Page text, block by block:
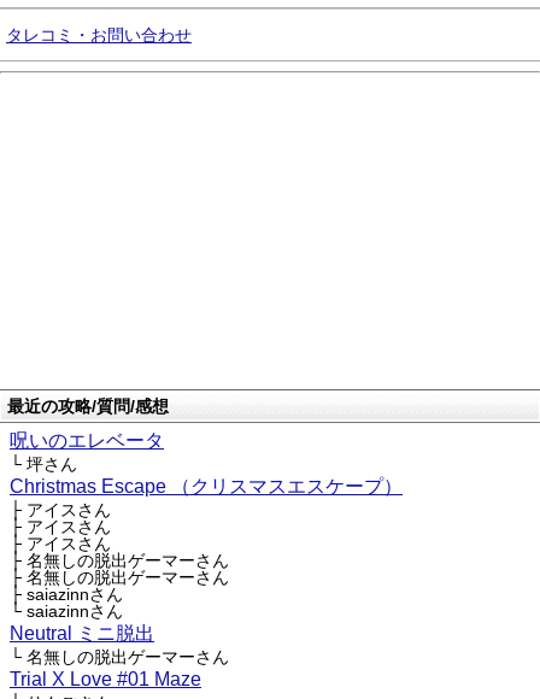
タレコミ・お問い合わせ
最近の攻略/質問/感想
呪いのエレベータ
└ 坪さん
Christmas Escape （クリスマスエスケープ）
├ アイスさん
├ アイスさん
├ アイスさん
├ 名無しの脱出ゲーマーさん
├ 名無しの脱出ゲーマーさん
├ saiazinnさん
└ saiazinnさん
Neutral ミニ脱出
└ 名無しの脱出ゲーマーさん
Trial X Love #01 Maze